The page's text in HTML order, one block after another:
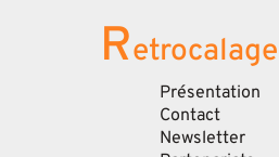
Retrocalage
Présentation
Contact
Newsletter